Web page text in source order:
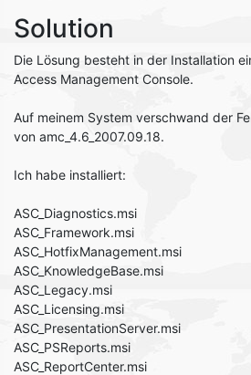
Solution
Die Lösung besteht in der Installation
Access Management Console.
Auf meinem System verschwand der
von amc_4.6_2007.09.18.
Ich habe installiert:
ASC_Diagnostics.msi
ASC_Framework.msi
ASC_HotfixManagement.msi
ASC_KnowledgeBase.msi
ASC_Legacy.msi
ASC_Licensing.msi
ASC_PresentationServer.msi
ASC_PSReports.msi
ASC_ReportCenter.msi